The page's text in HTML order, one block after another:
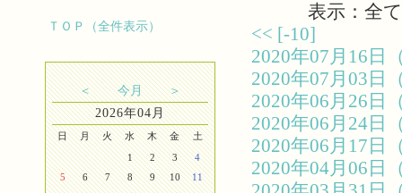
ＴＯＰ（全件表示）
＜ 今月
＞
2026年04月
日 月 火 水 木 金
土
1
2 3
4
5
6 7 8 9 10
11
表示：全て
<< [-10]
2020年07月16
2020年07月03
2020年06月26
2020年06月24
2020年06月17
2020年04月06